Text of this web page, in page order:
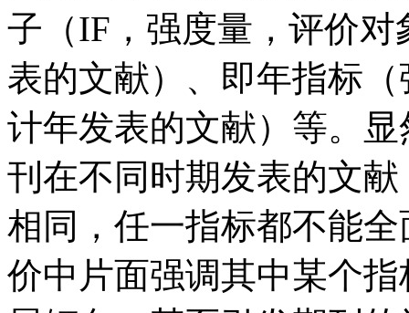
子（IF，强度量，评价
表的文献）、即年指标
计年发表的文献）等。
刊在不同时期发表的文
相同，任一指标都不能
价中片面强调其中某个